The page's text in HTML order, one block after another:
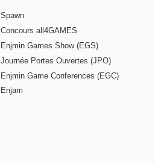
Spawn
Concours all4GAMES
Enjmin Games Show (EGS)
Journée Portes Ouvertes (JPO)
Enjmin Game Conferences (EGC)
Enjam